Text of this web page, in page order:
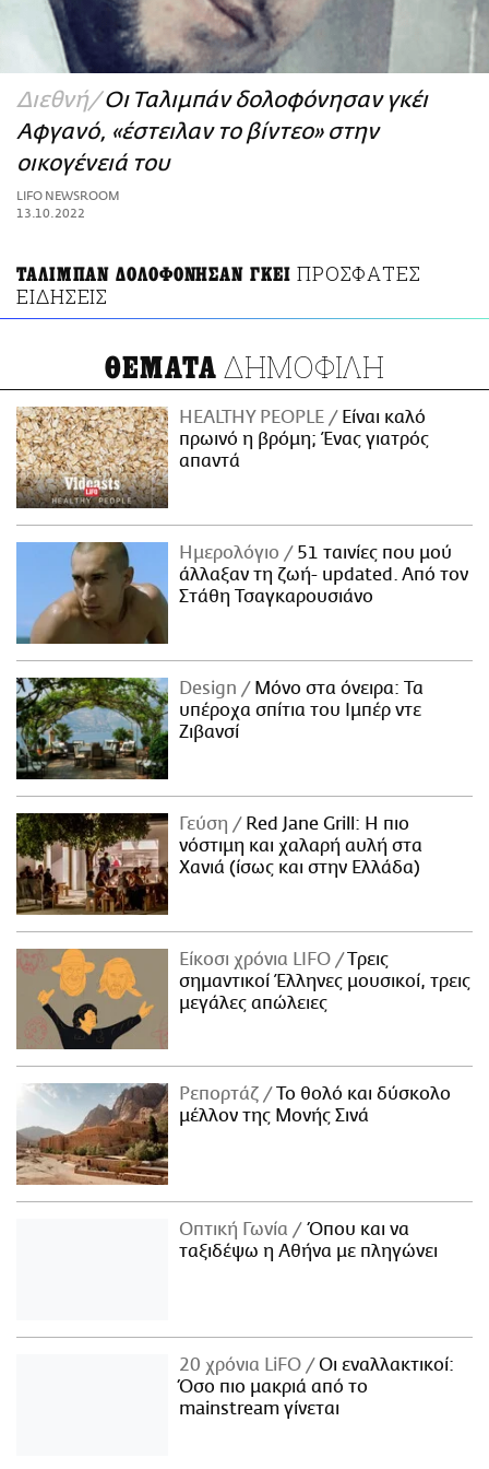
ΑΜΠΑ
PRINT
Διεθνή Οι Ταλιμπάν δολοφόνησαν γκέι
Αφγανό, «έστειλαν το βίντεο» στην
οικογένειά του
LIFO NEWSROOM
13.10.2022
ΤΑΛΙΜΠΑΝ ΔΟΛΟΦΟΝΗΣΑΝ ΓΚΕΙ ΠΡΟΣΦΑΤΕΣ
ΕΙΔΗΣΕΙΣ
ΘΕΜΑΤΑ ΔΗΜΟΦΙΛΗ
HEALTHY PEOPLE
Είναι καλό
πρωινό η βρόμη; Ένας γιατρός
απαντά
Ημερολόγιο
51 ταινίες που μού
άλλαξαν τη ζωή- updated. Aπό τον
Στάθη Τσαγκαρουσιάνο
Design
Μόνο στα όνειρα: Τα
υπέροχα σπίτια του Ιμπέρ ντε
Ζιβανσί
Γεύση
Red Jane Grill: Η πιο
νόστιμη και χαλαρή αυλή στα
Χανιά (ίσως και στην Ελλάδα)
Είκοσι χρόνια LIFO
Tρεις
σημαντικοί Έλληνες μουσικοί, τρεις
μεγάλες απώλειες
Ρεπορτάζ
Το θολό και δύσκολο
μέλλον της Μονής Σινά
Οπτική Γωνία
Όπου και να
ταξιδέψω η Αθήνα με πληγώνει
20 χρόνια LiFO
Οι εναλλακτικοί:
Όσο πιο μακριά από το
mainstream γίνεται